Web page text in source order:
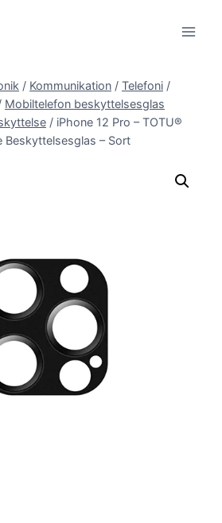
/ Kommunikation / Telefoni /
Mobiltelefon beskyttelsesglas
/ iPhone 12 Pro – TOTU®
Beskyttelsesglas – Sort